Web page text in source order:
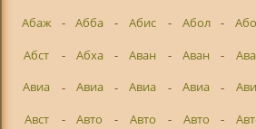
Абаж
- Абба - Абис - Абол -
Абст
- Абха - Аван - Аван -
Авиа
- Авиа - Авиа - Авиа -
Авст
- Авто - Авто - Авто -